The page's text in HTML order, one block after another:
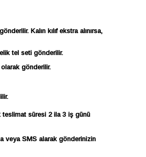
Kalın kılıf ekstra alınırsa,
tel seti gönderilir.
gönderilir.
süresi 2 ila 3 iş günü
veya SMS alarak gönderinizin